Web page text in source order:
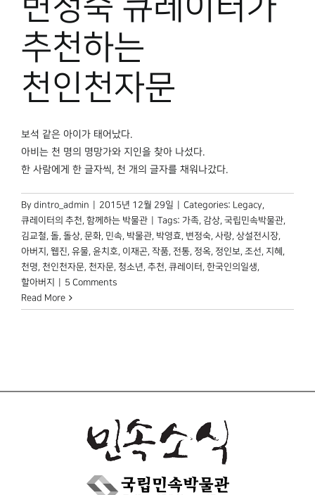
변정숙 큐레이터가
추천하는
천인천자문
보석 같은 아이가 태어났다.
아비는 천 명의 명망가와 지인을 찾아 나섰다.
한 사람에게 한 글자씩, 천 개의 글자를 채워나갔다.
By dintro_admin 2015년 12월 29일 Categories: Legacy,
큐레이터의 추천, 함께하는 박물관 Tags: 가족, 감상, 국립민속박물관,
김교철, 돌, 돌상, 문화, 민속, 박물관, 박영효, 변정숙, 사랑, 상설전시장,
아버지 , 웹진, 유물, 윤치호, 이재곤, 작품, 전통, 정옥, 정인보, 조선, 지혜 ,
천명, 천인천자문, 천자문, 청소년, 추천, 큐레이터 , 한국인의일생,
할아버지
5 Comments
Read More